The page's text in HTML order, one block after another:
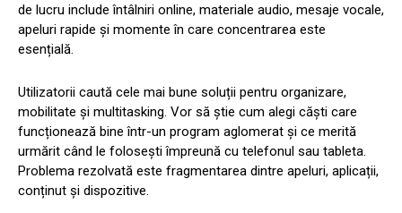
de lucru include întâlniri online, materiale audio, mesaje vocale,
apeluri rapide și momente în care concentrarea este
esențială.
Utilizatorii caută cele mai bune soluții pentru organizare,
mobilitate și multitasking. Vor să știe cum alegi căști care
funcționează bine într-un program aglomerat și ce merită
urmărit când le folosești împreună cu telefonul sau tableta.
Problema rezolvată este fragmentarea dintre apeluri, aplicații,
conținut și dispozitive.